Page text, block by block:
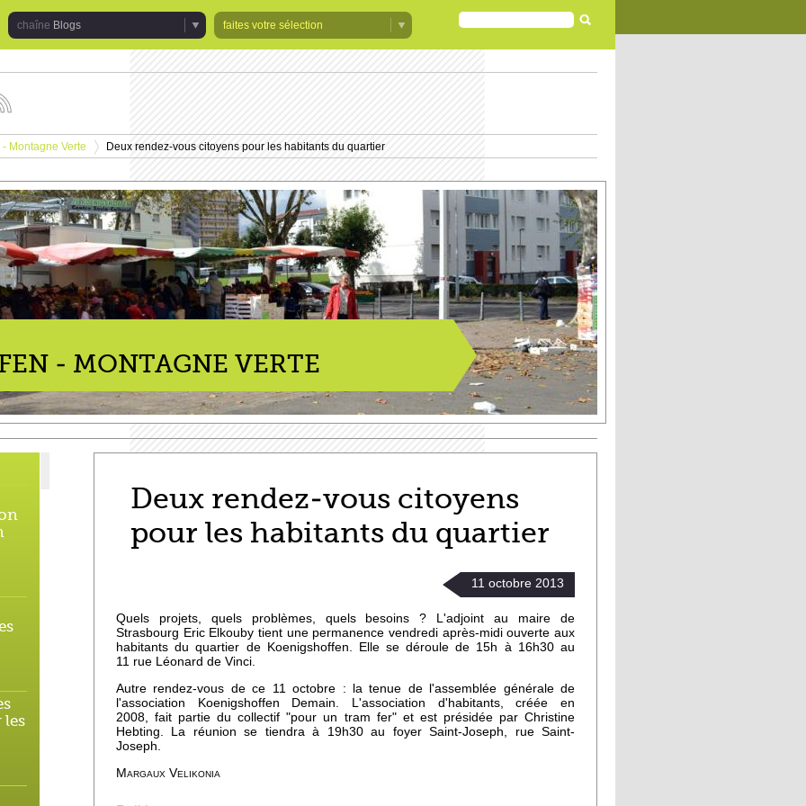
Blogs
faites votre sélection
FORMULAIRE
DE
RECHERCHE
Montagne Verte
>
Deux rendez-vous citoyens pour les habitants du quartier
- MONTAGNE VERTE
les
Deux rendez-vous citoyens
pour les habitants du quartier
11 octobre 2013
Quels projets, quels problèmes, quels besoins ? L'adjoint au maire de
Strasbourg Eric Elkouby tient une permanence vendredi après-midi ouverte aux
habitants du quartier de Koenigshoffen. Elle se déroule de 15h à 16h30 au
11 rue Léonard de Vinci.
Autre rendez-vous de ce 11 octobre : la tenue de l'assemblée générale de
l'association Koenigshoffen Demain. L'association d'habitants, créée en
2008, fait partie du collectif "pour un tram fer" et est présidée par Christine
Hebting. La réunion se tiendra à 19h30 au foyer Saint-Joseph, rue Saint-
Joseph.
Margaux Velikonia